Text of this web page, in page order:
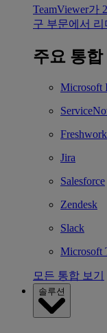
TeamViewer가
구 부문에서
주요 통합
Microsoft
Jira
Salesforce
Zendesk
Slack
Microsoft
모든 통합 보기
솔루션